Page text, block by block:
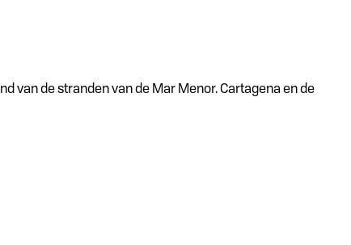
van de stranden van de Mar Menor. Cartagena en de